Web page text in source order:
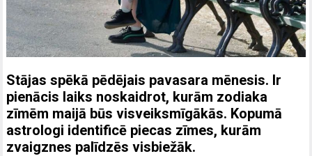
Stājas spēkā pēdējais pavasara mēnesis. Ir
pienācis laiks noskaidrot, kurām zodiaka
zīmēm maijā būs visveiksmīgākās. Kopumā
astrologi identificē piecas zīmes, kurām
zvaigznes palīdzēs visbiežāk.